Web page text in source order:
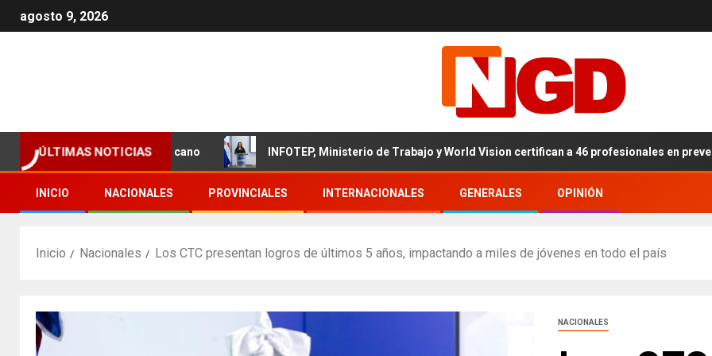
agosto 9, 2026
ÚLTIMAS NOTICIAS
sector textil dominicano INFOTEP, Ministerio de Trabajo y World Vision certifican a 46 profesionales en prevención y
INICIO NACIONALES PROVINCIALES INTERNACIONALES GENERALES OPINIÓN
Inicio Nacionales Los CTC presentan logros de últimos 5 años, impactando a miles de jóvenes en todo el país
NACIONALES